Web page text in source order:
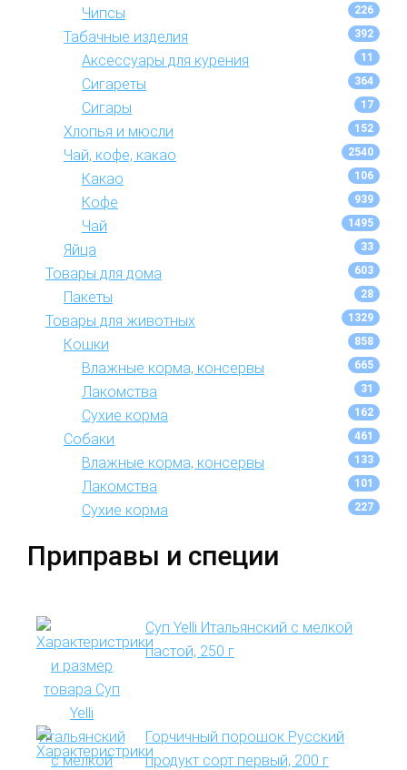
Чипсы 226
Табачные изделия 392
Аксессуары для курения 11
Сигареты 364
Сигары 17
Хлопья и мюсли 152
Чай, кофе, какао 2540
Какао 106
Кофе 939
Чай 1495
Яйца 33
Товары для дома 603
Пакеты 28
Товары для животных 1329
Кошки 858
Влажные корма, консервы 665
Лакомства 31
Сухие корма 162
Собаки 461
Влажные корма, консервы 133
Лакомства 101
Сухие корма 227
Приправы и специи
Суп Yelli Итальянский с мелкой
пастой, 250 г
Горчичный порошок Русский
продукт сорт первый, 200 г